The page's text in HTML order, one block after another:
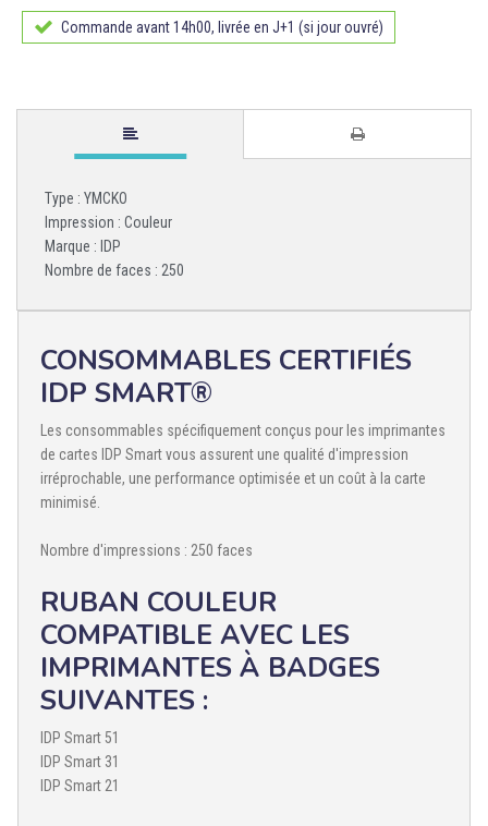
Commande avant 14h00, livrée en J+1 (si jour ouvré)
Type : YMCKO
Impression : Couleur
Marque : IDP
Nombre de faces : 250
CONSOMMABLES CERTIFIÉS
IDP SMART®
Les consommables spécifiquement conçus pour les imprimantes
de cartes IDP Smart vous assurent une qualité d'impression
irréprochable, une performance optimisée et un coût à la carte
minimisé.
Nombre d'impressions : 250 faces
RUBAN COULEUR
COMPATIBLE AVEC LES
IMPRIMANTES À BADGES
SUIVANTES :
IDP Smart 51
IDP Smart 31
IDP Smart 21